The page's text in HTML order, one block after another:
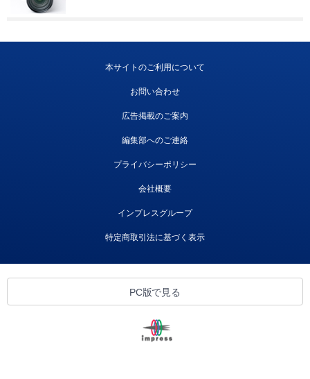
本サイトのご利用について
お問い合わせ
広告掲載のご案内
編集部へのご連絡
プライバシーポリシー
会社概要
インプレスグループ
特定商取引法に基づく表示
PC版で見る